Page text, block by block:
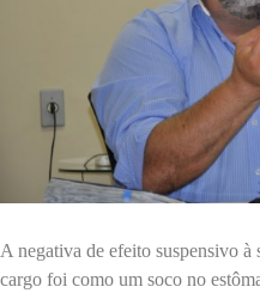
A negativa de efeito suspensivo
cargo foi como um soco no